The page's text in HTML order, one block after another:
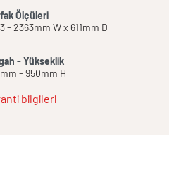
Ölçüleri
- 2363mm W x 611mm D
- Yükseklik
- 950mm H
bilgileri